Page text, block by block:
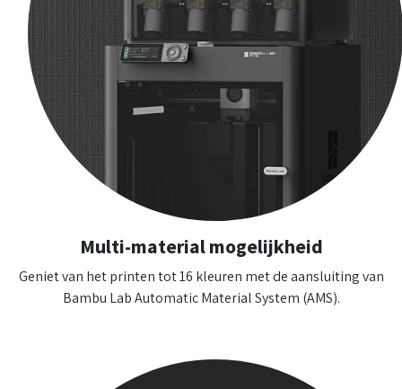
Multi-material mogelijkheid
Geniet van het printen tot 16 kleuren met de aansluiting van
Bambu Lab Automatic Material System (AMS).